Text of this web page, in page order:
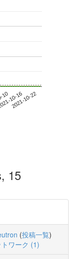
10-16
2021-10-22
15
(投稿一覧)
ワーク (1)